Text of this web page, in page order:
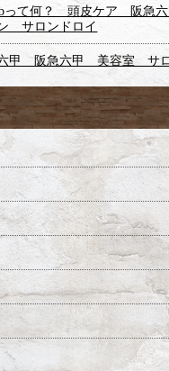
って何？ 頭皮ケア 阪急
サロンドロイ
甲 阪急六甲 美容室 サロ